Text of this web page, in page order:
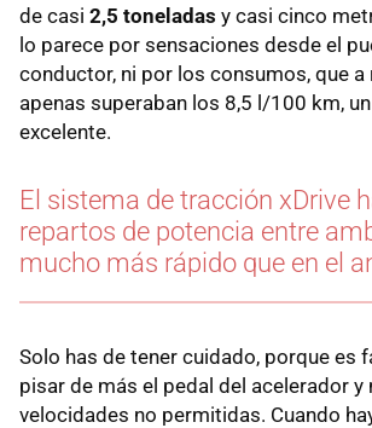
de casi 2,5 toneladas y casi cinco
lo parece por sensaciones desde el
conductor, ni por los consumos, que
apenas superaban los 8,5 l/100 km,
excelente.
El sistema de tracción xDrive
repartos de potencia entre
mucho más rápido que en el
Solo has de tener cuidado, porque es
pisar de más el pedal del acelerador y
velocidades no permitidas. Cuando